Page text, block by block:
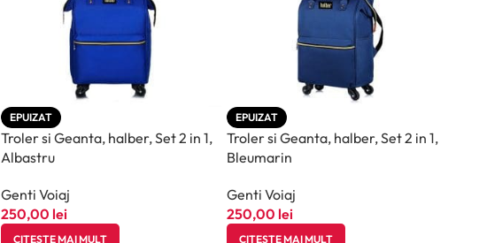
EPUIZAT
Troler si Geanta, halber, Set 2 in 1,
Albastru
Genti Voiaj
250,00 lei
CITEȘTE MAI MULT
EPUIZAT
Troler si Geanta, halber, Set 2 in 1,
Bleumarin
Genti Voiaj
250,00 lei
CITEȘTE MAI MULT